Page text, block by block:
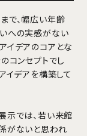
で、幅広い年齢
への実感がない
イデアのコアとな
コンセプトでし
イデアを構築して
示では、若い来館
がないと思われ